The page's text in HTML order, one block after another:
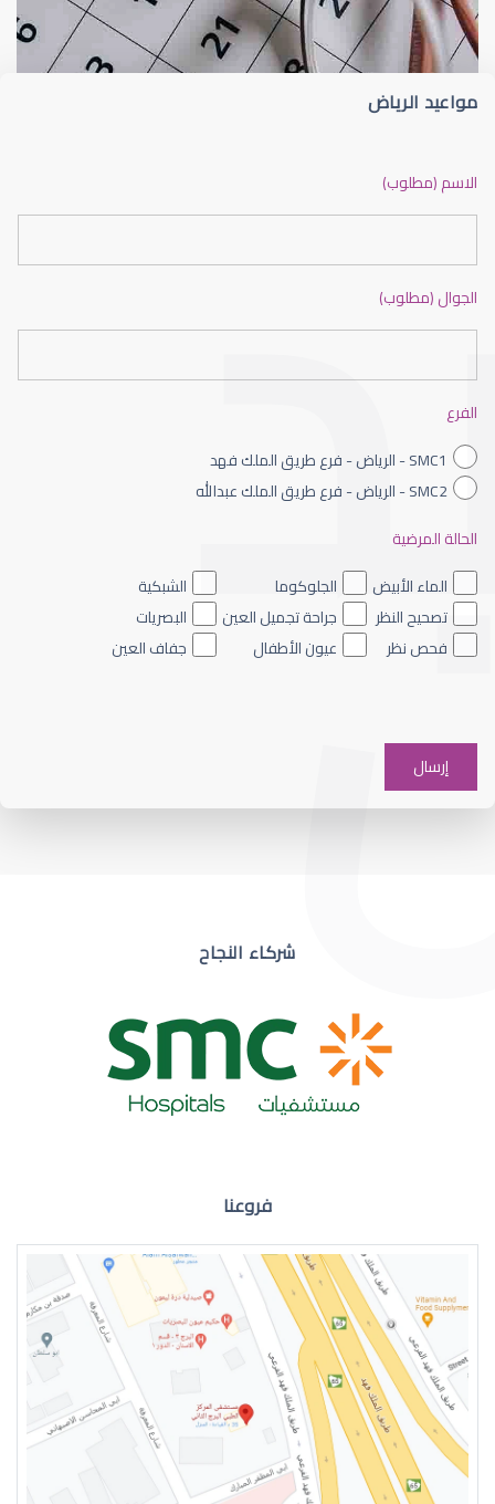
ضعف نظر الاطفال
ضعف نظر العين اليسرى
ضعف نظر مفاجئ
ضعف نظر في العين اليسرى
مواعيد الرياض
الاسم (مطلوب)
الجوال (مطلوب)
الفرع
SMC1 - الرياض - فرع طريق الملك فهد
SMC2 - الرياض - فرع طريق الملك عبدالله
الحالة المرضية
الماء الأبيض
الجلوكوما
الشبكية
تصحيح النظر
جراحة تجميل العين
البصريات
فحص نظر
عيون الأطفال جفاف العين
شركاء النجاح
فروعنا